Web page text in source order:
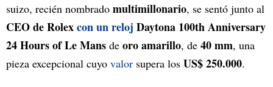
suizo, recién nombrado multimillonario, se sentó junto al
CEO de Rolexcon un reloj Daytona 100th Anniversary
24 Hours of Le Mans de oro amarillo, de 40 mm, una
pieza excepcional cuyo valor supera los US$ 250.000.